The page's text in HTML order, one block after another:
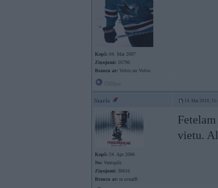
Kopš: 04. Mar 2007
Ziņojumi: 16796
Braucu ar: Volvo un Volvo
Staris 14. Mar 2010,
Kopš: 24. Apr 2006
No: Ventspils
Ziņojumi: 30616
Braucu ar: ra ucuarB
vietu.